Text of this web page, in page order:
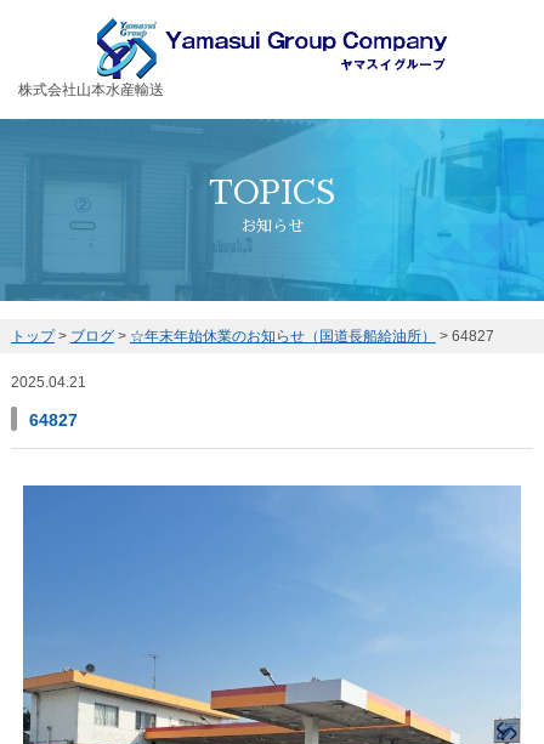
お客様の大切な荷物を安全・丁寧に運送するヤマスイグループ
株式会社山本水産輸送
TOPICS
お知らせ
トップ> ブログ> ☆年末年始休業のお知らせ（国道長船給油所） > 64827
2025.04.21
64827